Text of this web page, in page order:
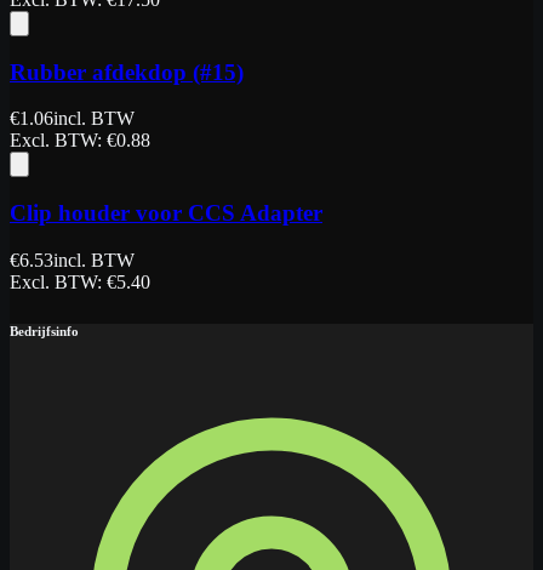
Rubber afdekdop (#15)
€1.06incl. BTW
Excl. BTW: €0.88
Clip houder voor CCS Adapter
€6.53incl. BTW
Excl. BTW: €5.40
Bedrijfsinfo